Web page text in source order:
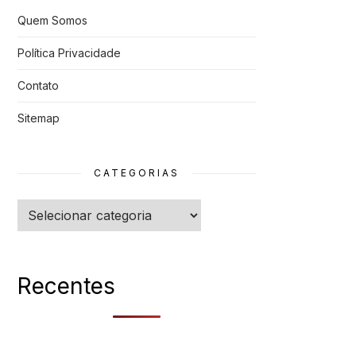
Quem Somos
Política Privacidade
Contato
Sitemap
CATEGORIAS
Categorias
Recentes